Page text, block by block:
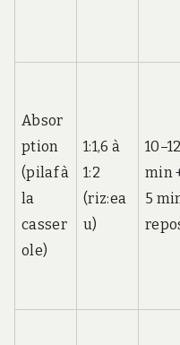
Absor
ption
(pilaf à
la
casser
ole)
1:1,6 à
1:2
(riz:ea
u)
10–12
min
5